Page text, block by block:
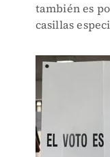
también es
casillas